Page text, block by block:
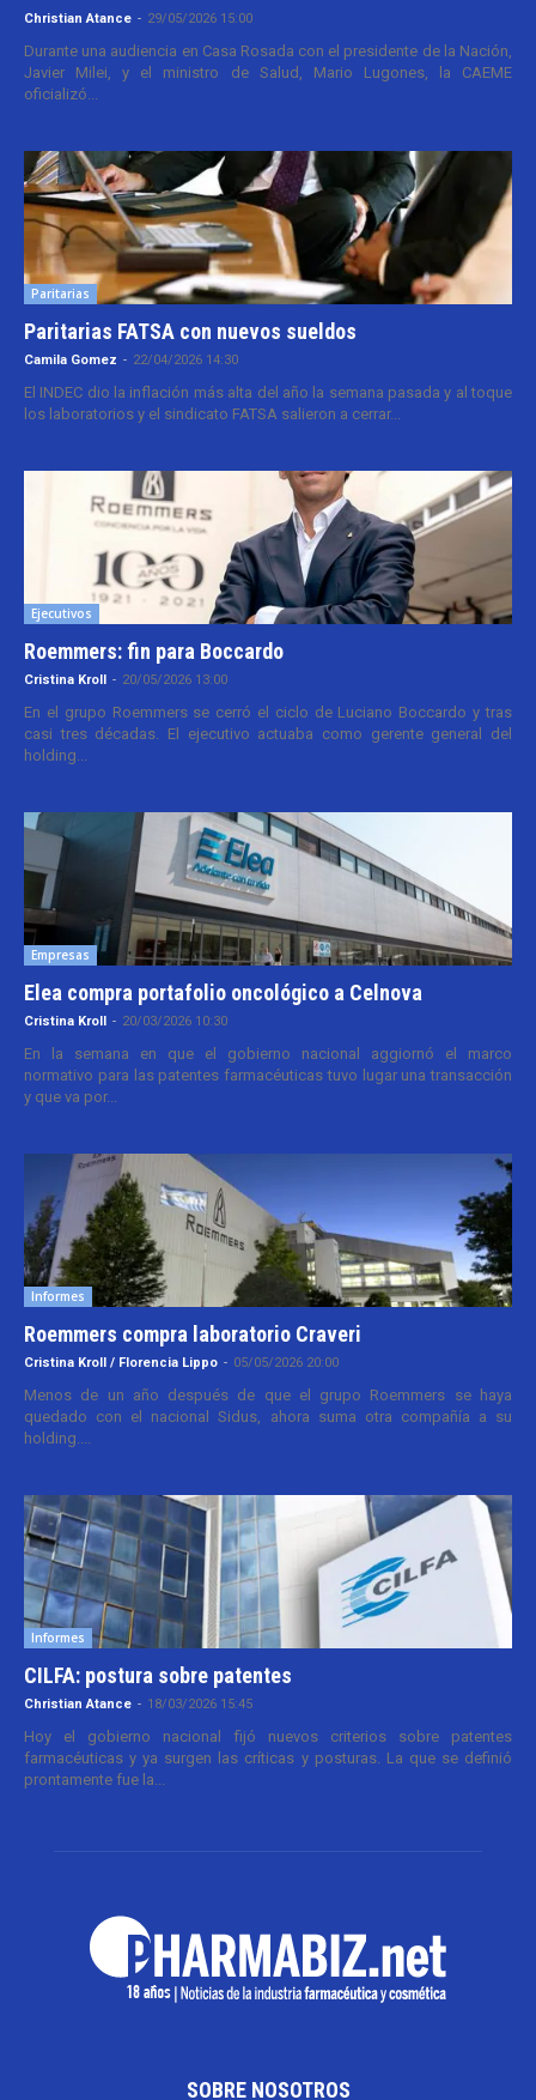
Christian Atance - 29/05/2026 15:00
Durante una audiencia en Casa Rosada con el presidente de la Nación,
Javier Milei, y el ministro de Salud, Mario Lugones, la CAEME
oficializó...
Paritarias
Paritarias FATSA con nuevos sueldos
Camila Gomez - 22/04/2026 14:30
El INDEC dio la inflación más alta del año la semana pasada y al toque
los laboratorios y el sindicato FATSA salieron a cerrar...
Ejecutivos
Roemmers: fin para Boccardo
Cristina Kroll - 20/05/2026 13:00
En el grupo Roemmers se cerró el ciclo de Luciano Boccardo y tras
casi tres décadas. El ejecutivo actuaba como gerente general del
holding...
Empresas
Elea compra portafolio oncológico a Celnova
Cristina Kroll - 20/03/2026 10:30
En la semana en que el gobierno nacional aggiornó el marco
normativo para las patentes farmacéuticas tuvo lugar una transacción
y que va por...
Informes
Roemmers compra laboratorio Craveri
Cristina Kroll / Florencia Lippo - 05/05/2026 20:00
Menos de un año después de que el grupo Roemmers se haya
quedado con el nacional Sidus, ahora suma otra compañía a su
holding....
Informes
CILFA: postura sobre patentes
Christian Atance - 18/03/2026 15:45
Hoy el gobierno nacional fijó nuevos criterios sobre patentes
farmacéuticas y ya surgen las críticas y posturas. La que se definió
prontamente fue la...
SOBRE NOSOTROS